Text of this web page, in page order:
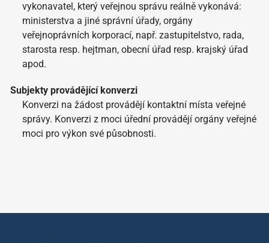
vykonavatel, který veřejnou správu reálně vykonává:
ministerstva a jiné správní úřady, orgány
veřejnoprávních korporací, např. zastupitelstvo, rada,
starosta resp. hejtman, obecní úřad resp. krajský úřad
apod.
Subjekty provádějící konverzi
Konverzi na žádost provádějí kontaktní místa veřejné
správy. Konverzi z moci úřední provádějí orgány veřejné
moci pro výkon své působnosti.